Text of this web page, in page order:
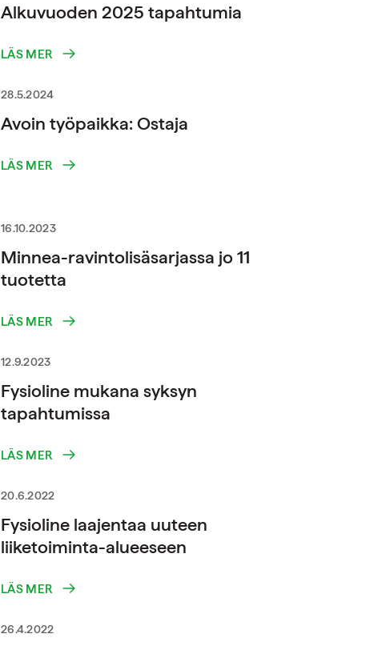
Alkuvuoden 2025 tapahtumia
LÄS MER
28.5.2024
Avoin työpaikka: Ostaja
LÄS MER
16.10.2023
Minnea-ravintolisäsarjassa jo 11
tuotetta
LÄS MER
12.9.2023
Fysioline mukana syksyn
tapahtumissa
LÄS MER
20.6.2022
Fysioline laajentaa uuteen
liiketoiminta-alueeseen
LÄS MER
26.4.2022